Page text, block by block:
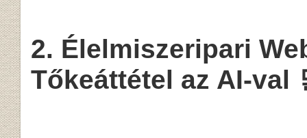
2. Élelmiszeripari
Tőkeáttétel az AI-val